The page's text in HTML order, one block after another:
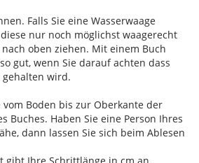
Falls Sie eine Wasserwaage
nur noch möglichst waagerecht
oben ziehen. Mit einem Buch
gut, wenn Sie darauf achten dass
gehalten wird.
vom Boden bis zur Oberkante der
Buches. Haben Sie eine Person Ihres
dann lassen Sie sich beim Ablesen
gibt Ihre Schrittlänge in cm an.